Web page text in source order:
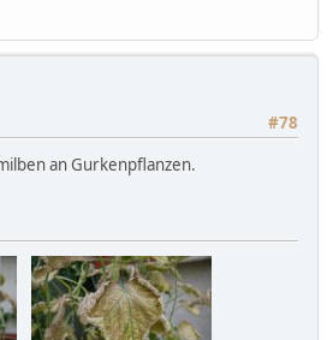
#78
an Gurkenpflanzen.